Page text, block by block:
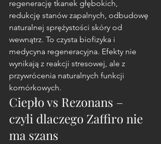
regenerację tkanek głębokich,
redukcję stanów zapalnych, odbudowę
naturalnej sprężystości skóry od
wewnątrz. To czysta biofizyka i
medycyna regeneracyjna. Efekty nie
wynikają z reakcji stresowej, ale z
przywrócenia naturalnych funkcji
komórkowych.
Ciepło vs Rezonans –
czyli dlaczego Zaffiro nie
ma szans